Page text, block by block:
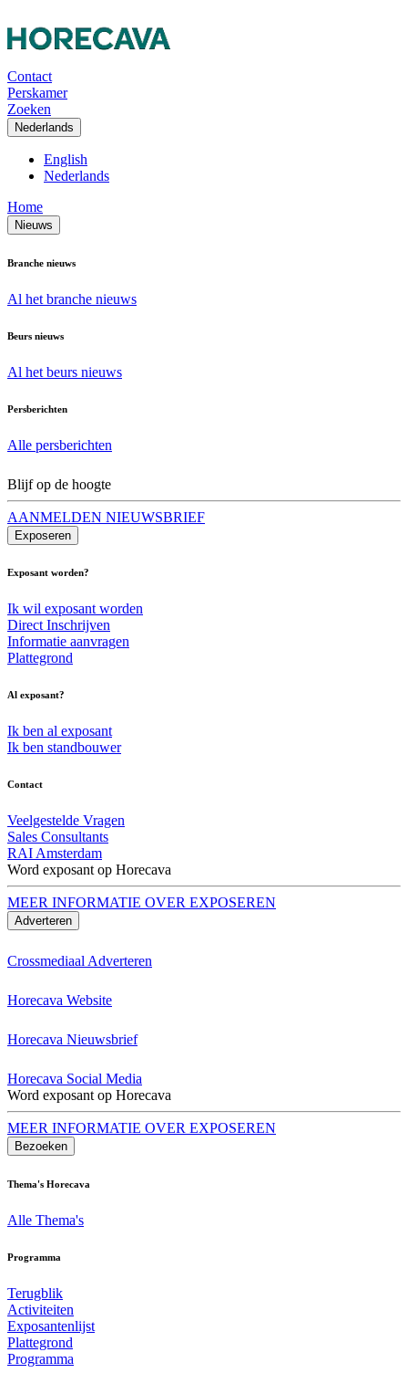
Contact
Perskamer
Zoeken
Nederlands
English
Nederlands
Home
Nieuws
Branche nieuws
Al het branche nieuws
Beurs nieuws
Al het beurs nieuws
Persberichten
Alle persberichten
Blijf op de hoogte
AANMELDEN NIEUWSBRIEF
Exposeren
Exposant worden?
Ik wil exposant worden
Direct Inschrijven
Informatie aanvragen
Plattegrond
Al exposant?
Ik ben al exposant
Ik ben standbouwer
Contact
Veelgestelde Vragen
Sales Consultants
RAI Amsterdam
Word exposant op Horecava
MEER INFORMATIE OVER EXPOSEREN
Adverteren
Crossmediaal Adverteren
Horecava Website
Horecava Nieuwsbrief
Horecava Social Media
Word exposant op Horecava
MEER INFORMATIE OVER EXPOSEREN
Bezoeken
Thema's Horecava
Alle Thema's
Programma
Terugblik
Activiteiten
Exposantenlijst
Plattegrond
Programma